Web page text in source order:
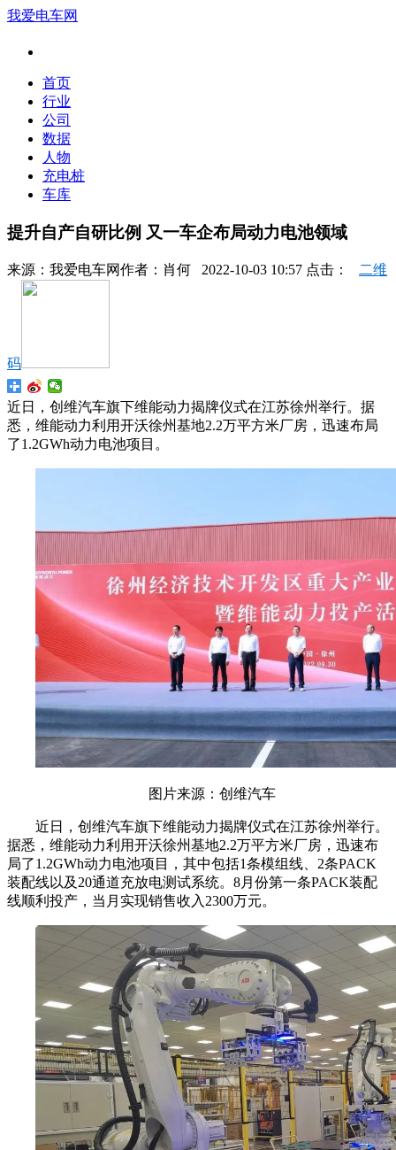
我爱电车网
首页
行业
公司
数据
人物
充电桩
车库
提升自产自研比例 又一车企布局动力电池领域
来源： 我爱电车网作者： 肖何 2022-10-03 10:57 点击： 二维
码
近日，创维汽车旗下维能动力揭牌仪式在江苏徐州举行。据
悉，维能动力利用开沃徐州基地2.2万平方米厂房，迅速布局
了1.2GWh动力电池项目。
图片来源：创维汽车
近日，创维汽车旗下维能动力揭牌仪式在江苏徐州举行。
据悉，维能动力利用开沃徐州基地2.2万平方米厂房，迅速布
局了1.2GWh动力电池项目，其中包括1条模组线、2条PACK
装配线以及20通道充放电测试系统。8月份第一条PACK装配
线顺利投产，当月实现销售收入2300万元。